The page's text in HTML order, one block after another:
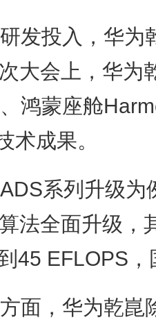
发投入，华为
大会上，华为
鸿蒙座舱
术成果。
系列升级
法全面升级，
45 EFLOPS
面，华为乾崑